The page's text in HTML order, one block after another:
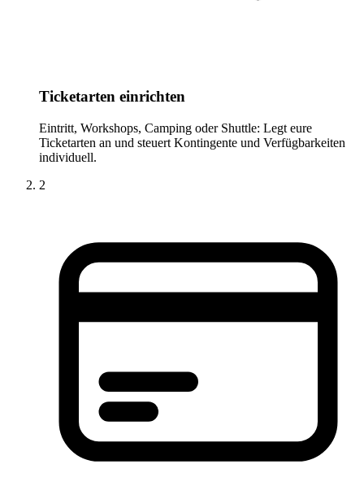
Ticketarten einrichten
Eintritt, Workshops, Camping oder Shuttle: Legt eure
Ticketarten an und steuert Kontingente und Verfügbarkeiten
individuell.
2